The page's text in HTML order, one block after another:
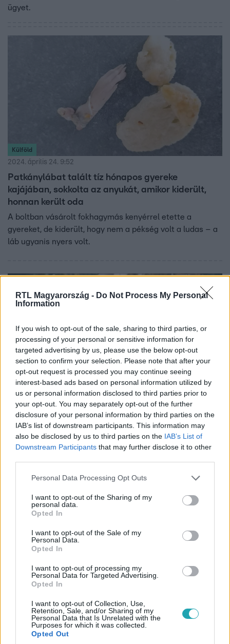
RTL Magyarország - Do Not Process My Personal
Information
If you wish to opt-out of the sale, sharing to third parties, or
processing of your personal or sensitive information for
targeted advertising by us, please use the below opt-out
section to confirm your selection. Please note that after your
opt-out request is processed you may continue seeing
interest-based ads based on personal information utilized by
us or personal information disclosed to third parties prior to
your opt-out. You may separately opt-out of the further
disclosure of your personal information by third parties on the
IAB’s list of downstream participants. This information may
also be disclosed by us to third parties on the IAB’s List of
Downstream Participants that may further disclose it to other
Please note that this website/app uses one or more Google
not limited to your visit or usage behaviour. You may click to
grant or deny consent to Google and its third-party tags to
use your data for below specified purposes in below Google
consent section.
Personal Data Processing Opt Outs
I want to opt-out of the Sharing of my
personal data.
Opted In
I want to opt-out of the Sale of my
Personal Data.
Opted In
I want to opt-out of processing my
Personal Data for Targeted Advertising.
Opted In
I want to opt-out of Collection, Use,
Retention, Sale, and/or Sharing of my
Personal Data that Is Unrelated with the
Purposes for which it was collected.
Opted Out
ügyet.
Külföld
2024. április 24. 9:52
Patkánylábat talált tíz hónapos gyereke
kajájában, sokkolta az anyukát, amikor kiderült,
honnan került oda
A boltban vásárolt fokhagymás kenyérrel etette a
gyereket, de kiderült, hogy nem a pékség volt a ludas – a
láb ugyanis nyers volt.
2024. április 23. 10:19
Nem voltak hajlandóak kórházba vinni a férfit a
fenekén lévő tályog miatt, erre ő elrabolta a
mentőautót az egyik mentőssel együtt
motel falának. Közben az egyik mentős a hordágy alatt